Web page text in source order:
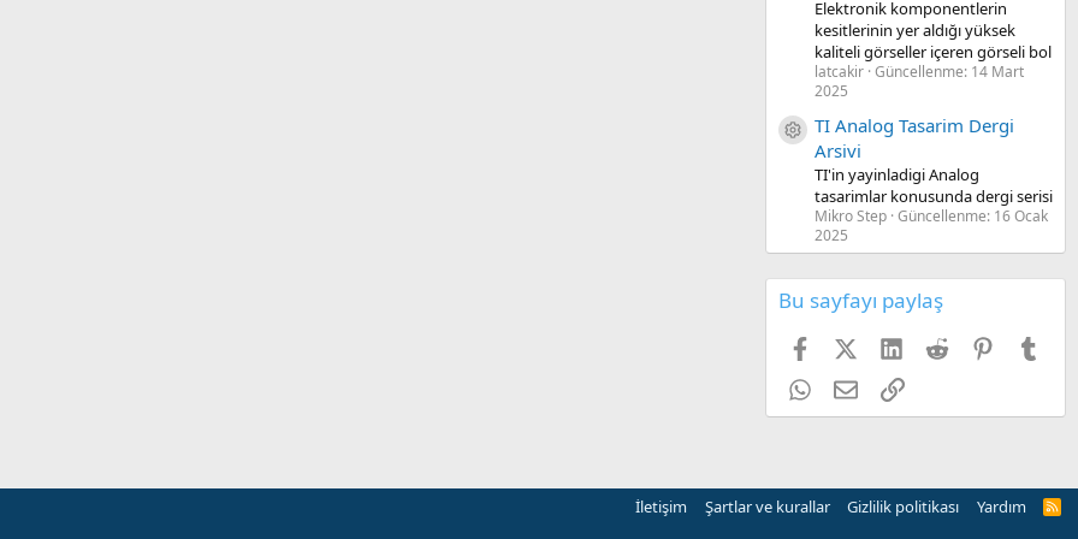
Elektronik komponentlerin
kesitlerinin yer aldığı yüksek
kaliteli görseller içeren görseli bol
latcakir Güncellenme: 14 Mart
2025
Kaynak ikon/amblem
TI Analog Tasarim Dergi
Arsivi
TI'in yayinladigi Analog
tasarimlar konusunda dergi serisi
Mikro Step Güncellenme: 16 Ocak
2025
Bu sayfayı paylaş
FacebookX (Twitter)
LinkedIn
Reddit Pinterest
WhatsApp
E-postaLink
İletişim Şartlar ve kurallar Gizlilik politikası Yardım
R